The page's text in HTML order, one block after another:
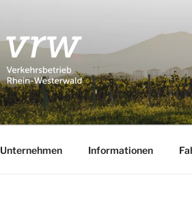
VRW
Busverkehr in Stadt und Kreis
Unternehmen Informationen